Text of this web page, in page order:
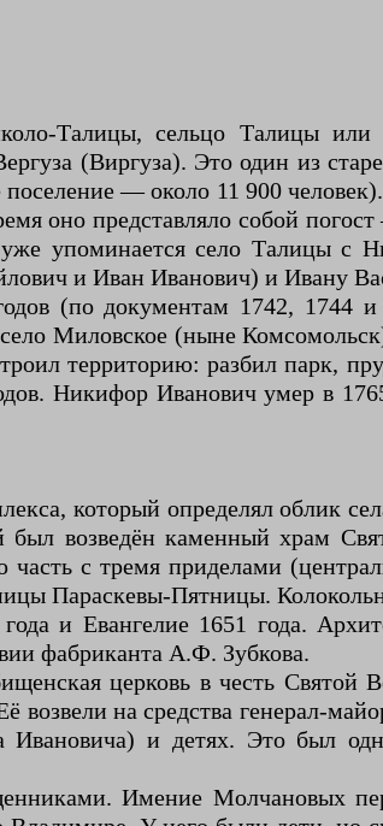
Талицы, сельцо Талицы
(Виргуза). Это один из
— около 11 900
оно представляло собой
упоминается село Талицы
и Иван Иванович) и Ивану
(по документам 1742, 1744
Миловское (ныне
территорию: разбил парк,
Никифор Иванович умер в
который определял облик
возведён каменный храм
с тремя приделами
Параскевы-Пятницы.
и Евангелие 1651 года.
фабриканта А.Ф. Зубкова.
церковь в честь
возвели на средства генерал-
и детях. Это был
Имение Молчановых